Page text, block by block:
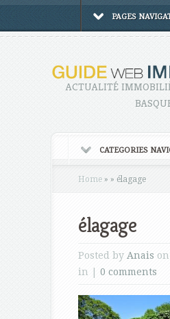
PAGES
ACTUALITÉ
CATEGORIES
Home » » élagage
élagage
Posted by Anais
in | 0 comments